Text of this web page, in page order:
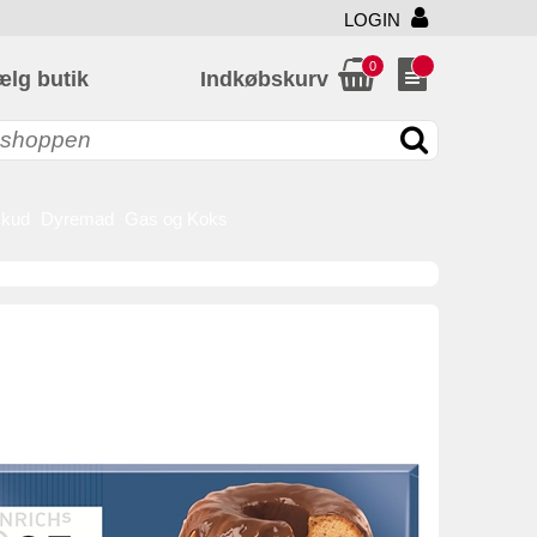
LOGIN
butik Indkøbskurv
0